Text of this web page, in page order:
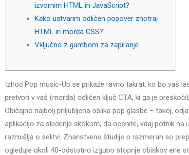
izvornim HTML in JavaScript?
Kako ustvarim odličen popover znotraj
HTML in morda CSS?
Vključno z gumbom za zapiranje
Izhod Pop music-Up se prikaže ravno takrat, ko bo vaš
pretvori v vaš (morda) odličen ključ CTA, ki ga je
Običajno najbolj priljubljena oblika pop glasbe – takoj,
aplikacijo za sledenje skokom, da ocenite, kdaj potnik
razmišlja o selitvi. Znanstvene študije o razmerah so
ogleduje okoli 40-odstotno izgubo stopnje obiskov ene